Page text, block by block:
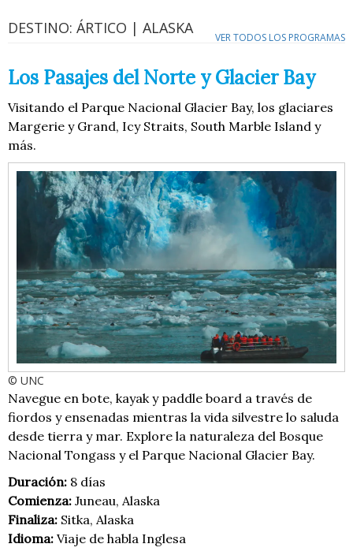
DESTINO: ÁRTICO | ALASKA
VER TODOS LOS PROGRAMAS
Los Pasajes del Norte y Glacier Bay
Visitando el Parque Nacional Glacier Bay, los glaciares
Margerie y Grand, Icy Straits, South Marble Island y
más.
© UNC
Navegue en bote, kayak y paddle board a través de
fiordos y ensenadas mientras la vida silvestre lo saluda
desde tierra y mar. Explore la naturaleza del Bosque
Nacional Tongass y el Parque Nacional Glacier Bay.
Duración: 8 días
Comienza: Juneau, Alaska
Finaliza: Sitka, Alaska
Idioma: Viaje de habla Inglesa